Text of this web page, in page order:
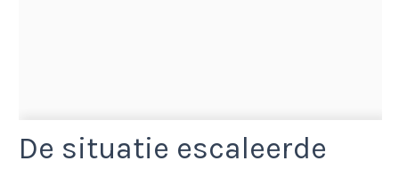
De situatie escaleerde